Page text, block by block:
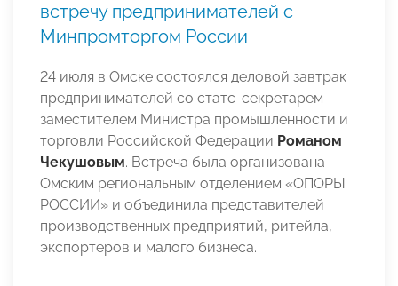
встречу предпринимателей с
Минпромторгом России
24 июля в Омске состоялся деловой завтрак
предпринимателей со статс-секретарем —
заместителем Министра промышленности и
торговли Российской Федерации Романом
Чекушовым. Встреча была организована
Омским региональным отделением «ОПОРЫ
РОССИИ» и объединила представителей
производственных предприятий, ритейла,
экспортеров и малого бизнеса.